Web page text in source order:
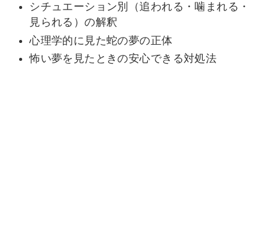
シチュエーション別（追われる・噛まれる・
見られる）の解釈
心理学的に見た蛇の夢の正体
怖い夢を見たときの安心できる対処法